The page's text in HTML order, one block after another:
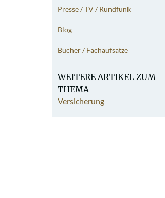
Presse / TV / Rundfunk
Blog
Bücher / Fachaufsätze
WEITERE ARTIKEL ZUM
THEMA
Versicherung